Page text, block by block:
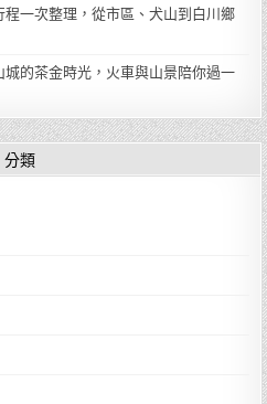
一次整理，從市區、犬山到白川鄉
的茶金時光，火車與山景陪你過一
分類